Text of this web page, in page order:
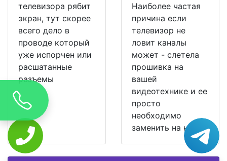
телевизора рябит
экран, тут скорее
всего дело в
проводе который
уже испорчен или
расшатанные
разъемы
Наиболее частая
причина если
телевизор не
ловит каналы
может - слетела
прошивка на
вашей
видеотехнике и ее
просто
необходимо
заменить на новую